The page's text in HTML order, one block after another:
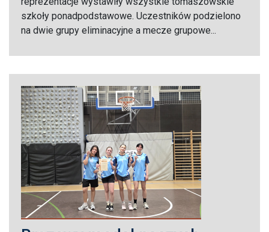
szkoły ponadpodstawowe. Uczestników podzielono
na dwie grupy eliminacyjne a mecze grupowe...